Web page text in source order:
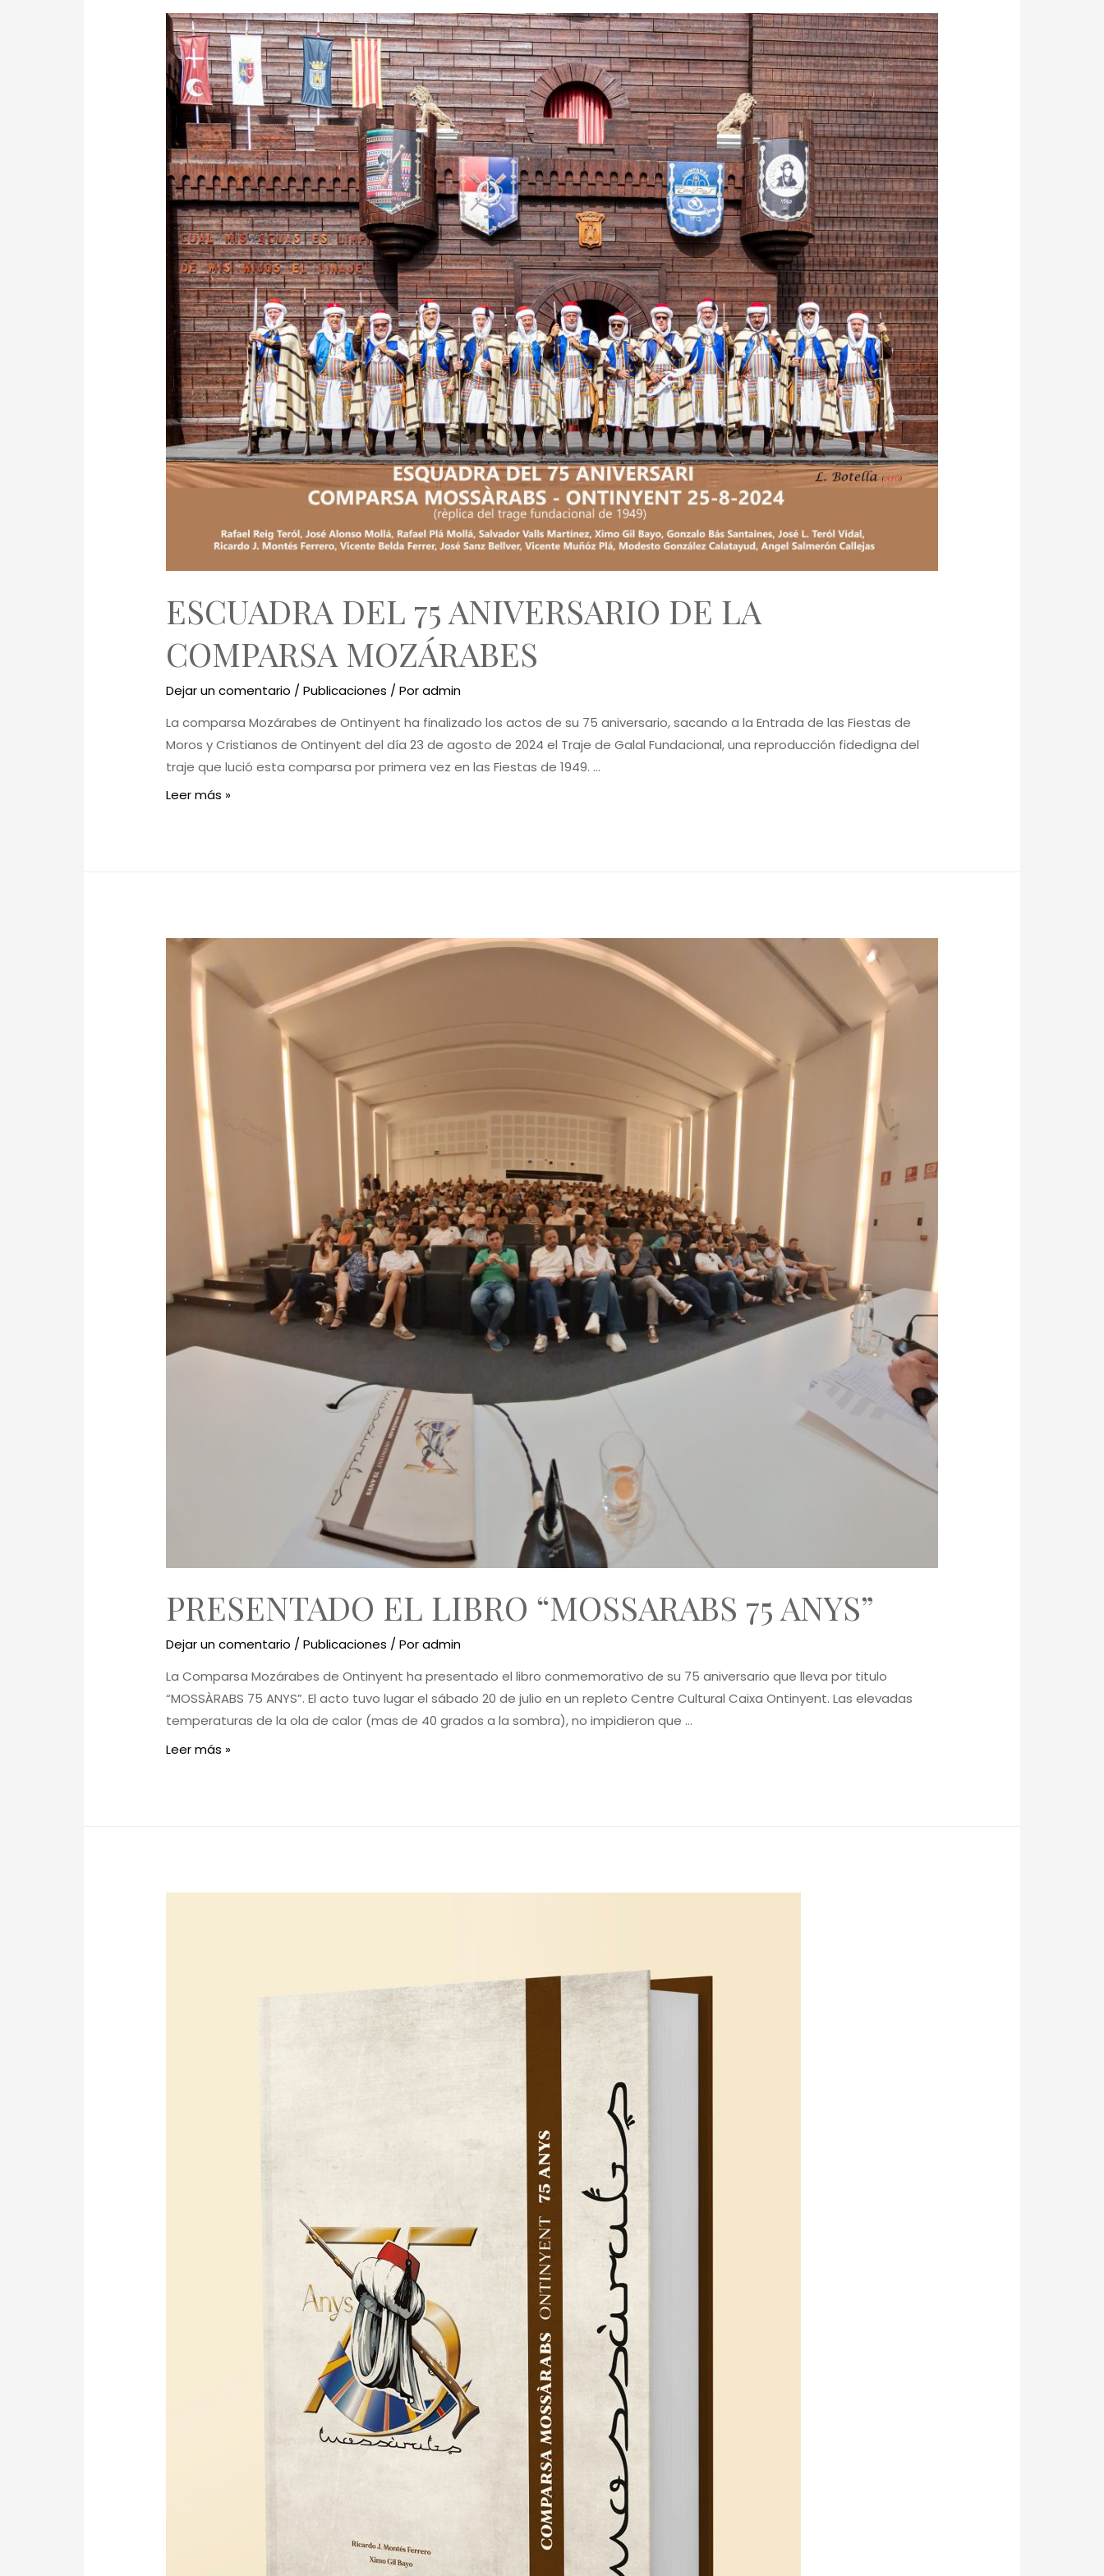
ESCUADRA DEL 75 ANIVERSARIO DE LA
COMPARSA MOZÁRABES
Dejar un comentario /Publicaciones / Poradmin
La comparsa Mozárabes de Ontinyent ha finalizado los actos de su 75 aniversario, sacando a la Entrada de las Fiestas de
Moros y Cristianos de Ontinyent del día 23 de agosto de 2024 el Traje de Galal Fundacional, una reproducción fidedigna del
traje que lució esta comparsa por primera vez en las Fiestas de 1949. …
Leer más »
PRESENTADO EL LIBRO “MOSSARABS 75 ANYS”
Dejar un comentario /Publicaciones / Poradmin
La Comparsa Mozárabes de Ontinyent ha presentado el libro conmemorativo de su 75 aniversario que lleva por titulo
“MOSSÀRABS 75 ANYS”. El acto tuvo lugar el sábado 20 de julio en un repleto Centre Cultural Caixa Ontinyent. Las elevadas
temperaturas de la ola de calor (mas de 40 grados a la sombra), no impidieron que …
Leer más »